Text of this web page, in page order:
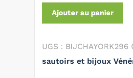
Ajouter au panier
UGS : BIJCHAYORK296
sautoirs et bijoux